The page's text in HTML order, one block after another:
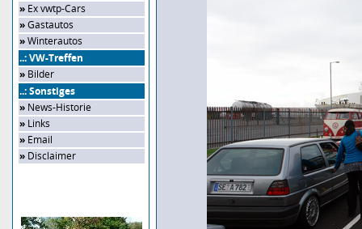
» Ex vwtp-Cars
»Gastautos
»Winterautos
..: VW-Treffen
» Bilder
..: Sonstiges
» News-Historie
» Links
» Email
» Disclaimer